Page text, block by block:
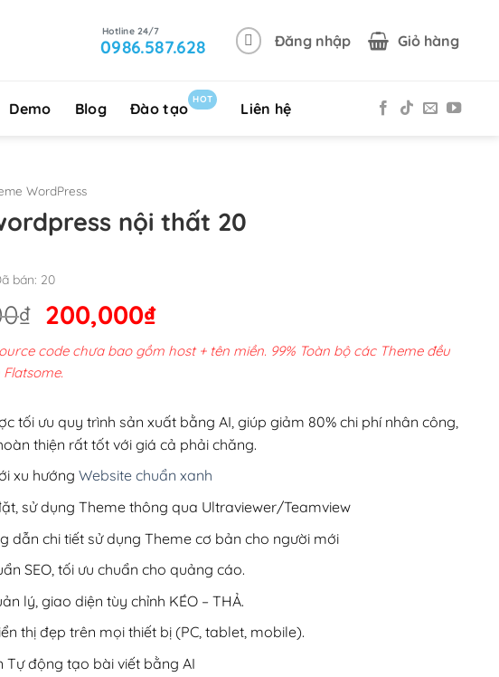
0986.587.628 Đăng nhập Giỏ hàng
Demo Blog Đào tạo
HOT
Liên hệ
WordPress
nội thất 20
bán: 20
₫ Giá
gốc
là:
200,000₫Giá
hiện
tại
200,000₫.
code chưa bao gồm host + tên miền. 99% Toàn bộ các Theme đều
tối ưu quy trình sản xuất bằng AI, giúp giảm 80% chi phí nhân công,
thiện rất tốt với giá cả phải chăng.
xu hướng Website chuẩn xanh
sử dụng Theme thông qua Ultraviewer/Teamview
dẫn chi tiết sử dụng Theme cơ bản cho người mới
SEO, tối ưu chuẩn cho quảng cáo.
lý, giao diện tùy chỉnh KÉO – THẢ.
thị đẹp trên mọi thiết bị (PC, tablet, mobile).
Tự động tạo bài viết bằng AI